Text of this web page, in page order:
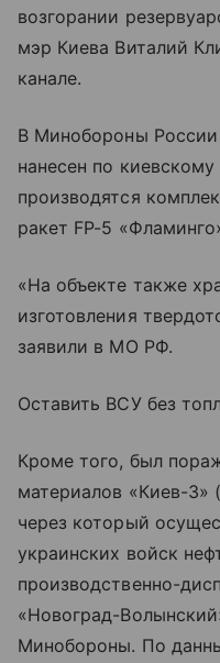
возгорании
мэр Киева Виталий
канале.
В Минобороны России
нанесен по
производятся
ракет FP-5
«На объекте также
изготовления
заявили в МО РФ.
Оставить ВСУ без
Кроме того, был
материалов «Киев-3»
через который
украинских войск
производственно-
«Новоград-
Минобороны. По